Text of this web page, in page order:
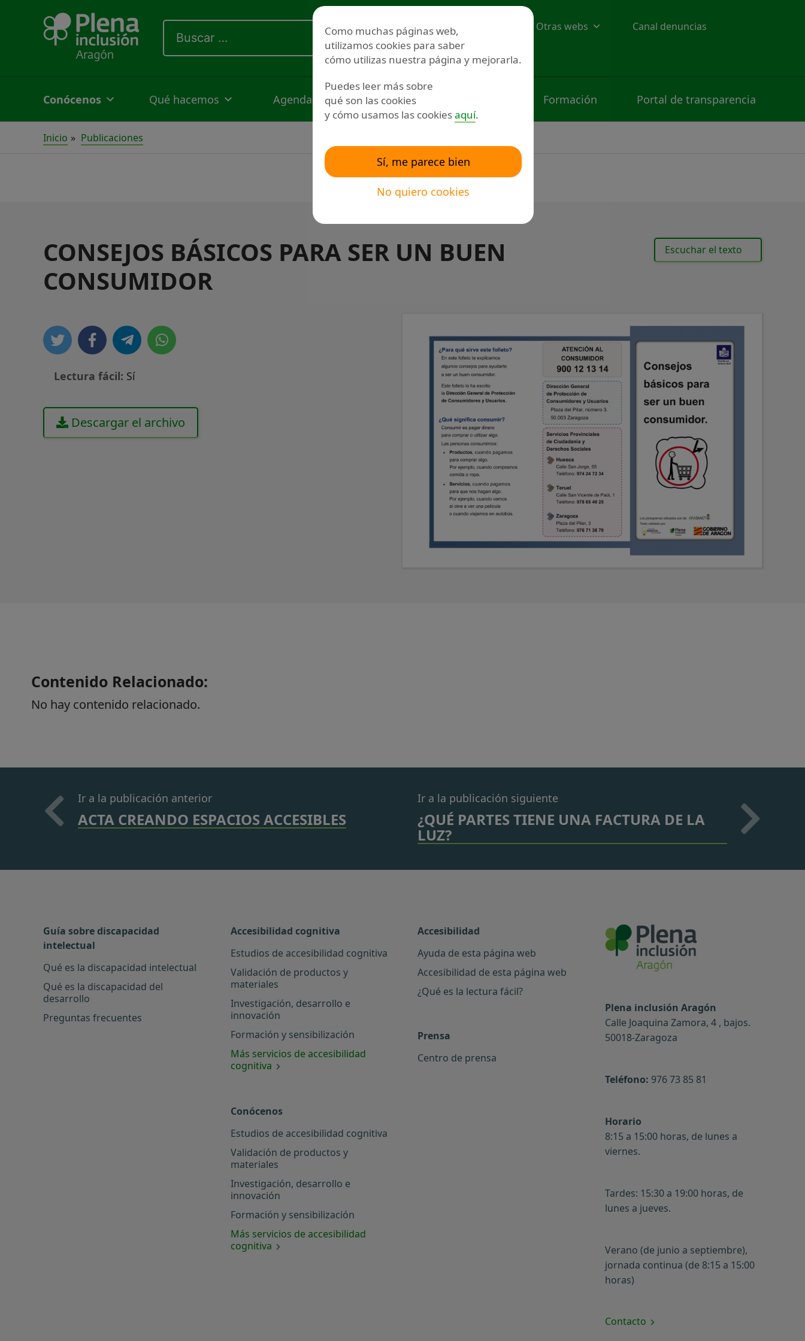
contenido
por:
Redes sociales Otras webs
Canal denuncias
Voluntariado
Conócenos Qué hacemos Agenda Noticias Formación Portal de transparencia
Inicio Publicaciones
CONSEJOS BÁSICOS PARA SER UN BUEN
CONSUMIDOR
Escuchar el texto
Lectura fácil: Sí
Descargar el archivo
Contenido Relacionado:
No hay contenido relacionado.
Ir a la publicación anterior
ACTA CREANDO ESPACIOS ACCESIBLES
Ir a la publicación siguiente
¿QUÉ PARTES TIENE UNA FACTURA DE LA
LUZ?
Guía sobre discapacidad
intelectual
Qué es la discapacidad intelectual
Qué es la discapacidad del
desarrollo
Preguntas frecuentes
Accesibilidad cognitiva
Estudios de accesibilidad cognitiva
Validación de productos y
materiales
Investigación, desarrollo e
innovación
Formación y sensibilización
Más servicios de accesibilidad
cognitiva
Conócenos
Estudios de accesibilidad cognitiva
Validación de productos y
materiales
Investigación, desarrollo e
innovación
Formación y sensibilización
Más servicios de accesibilidad
cognitiva
Accesibilidad
Ayuda de esta página web
Accesibilidad de esta página web
¿Qué es la lectura fácil?
Prensa
Centro de prensa
Plena inclusión Aragón
Calle Joaquina Zamora, 4 , bajos.
50018-Zaragoza
Teléfono: 976 73 85 81
Horario
8:15 a 15:00 horas, de lunes a
viernes.
Tardes: 15:30 a 19:00 horas, de
lunes a jueves.
Verano (de junio a septiembre),
jornada continua (de 8:15 a 15:00
horas)
Contacto
Como muchas páginas web,
utilizamos cookies para saber
cómo utilizas nuestra página y mejorarla.
Puedes leer más sobre
qué son las cookies
y cómo usamos las cookiesaquí.
Sí, me parece bien
No quiero cookies